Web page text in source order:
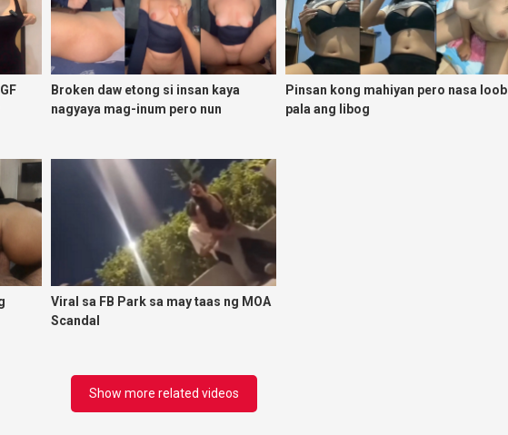
Broken daw etong si insan kaya
nagyaya mag-inum pero nun
Pinsan kong mahiyan pero nasa loob
pala ang libog
Viral sa FB Park sa may taas ng MOA
Scandal
Show more related videos